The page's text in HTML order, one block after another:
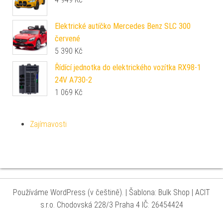
Elektrické autíčko Mercedes Benz SLC 300
červené
5 390 Kč
Řídící jednotka do elektrického vozítka RX98-1
24V A730-2
1 069 Kč
Zajímavosti
Používáme WordPress (v češtině). Šablona: Bulk Shop
| ACIT
s.r.o. Chodovská 228/3 Praha 4 IČ: 26454424